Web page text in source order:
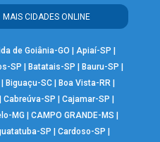
MAIS CIDADES ONLINE
de Goiânia-GO Apiaí-SP
SP Batatais-SP Bauru-SP
Biguaçu-SC Boa Vista-RR
Cabreúva-SP Cajamar-SP
MG |CAMPO GRANDE-MS
SP Cardoso-SP